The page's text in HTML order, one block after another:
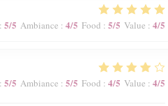
: 5/5 Ambiance : 4/5 Food : 5/5 Value : 4/5
: 5/5 Ambiance : 5/5 Food : 4/5 Value : 4/5